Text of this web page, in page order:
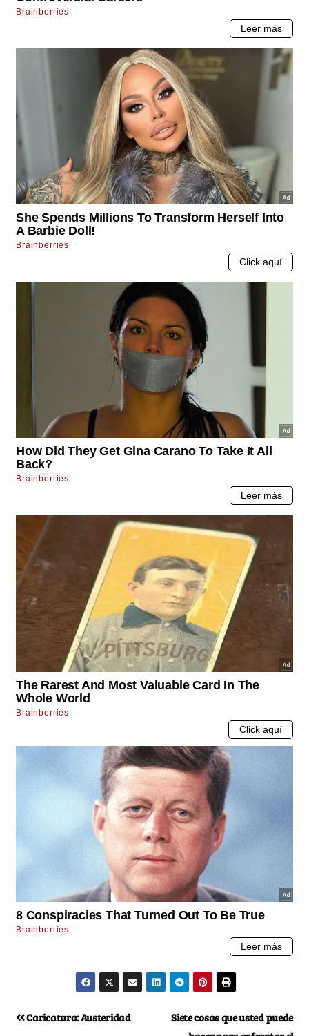
Siete cosas que usted puede
Caricatura: Austeridad